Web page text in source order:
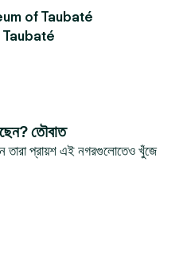
of Taubaté
তৌবাত
তারা প্রায়শ এই নগরগুলোতেও খুঁজে